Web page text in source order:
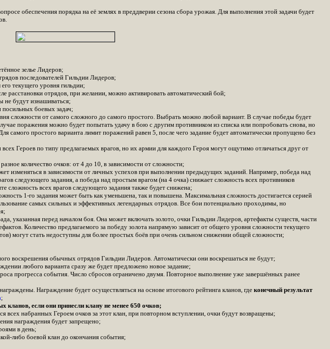
обеспечения порядка на её землях в преддверии сезона сбора урожая. Для выполнения этой задачи будет
зелье Лидеров;
последователей Гильдии Лидеров;
текущего уровня гильдии;
расстановки отрядов, при желании, можно активировать автоматический бой;
не будут изнашиваться;
боевых задач;
сложности от самого сложного до самого простого. Выбрать можно любой вариант. В случае победы будет
поражения можно будет попытать удачу в бою с другим противником из списка или попробовать снова, но
самого простого варианта лимит поражений равен 5, после чего задание будет автоматически пропущено без
Героев по типу предлагаемых врагов, но их армии для каждого Героя могут ощутимо отличаться друг от
количество очков: от 4 до 10, в зависимости от сложности;
изменяться в зависимости от личных успехов при выполнении предыдущих заданий. Например, победа над
следующего задания, а победа над простым врагом (на 4 очка) снижает сложность всех противников
сложность всех врагов следующего задания также будет снижена;
1-го задания может быть как уменьшена, так и повышена. Максимальная сложность достигается серией
самых сильных и эффективных легендарных отрядов. Все бои потенциально проходимы, но
указанная перед началом боя. Она может включать золото, очки Гильдии Лидеров, артефакты существ, части
Количество предлагаемого за победу золота напрямую зависит от общего уровня сложности текущего
могут стать недоступны для более простых боёв при очень сильном снижении общей сложности;
воскрешения обычных отрядов Гильдии Лидеров. Автоматически они воскрешаться не будут;
любого варианта сразу же будет предложено новое задание;
прогресса события. Число сбросов ограничено двумя. Повторное выполнение уже завершённых ранее
Награждение будет осуществляться на основе итогового рейтинга кланов, где конечный результат
;
кланов, если они принесли клану не менее 650 очков;
всех набранных Героем очков за этот клан, при повторном вступлении, очки будут возвращены;
награждения будет запрещено;
в день;
либо боевой клан до окончания события;